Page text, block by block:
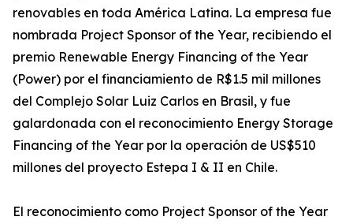
renovables en toda América Latina. La empresa fue
nombrada Project Sponsor of the Year, recibiendo el
premio Renewable Energy Financing of the Year
(Power) por el financiamiento de R$1.5 mil millones
del Complejo Solar Luiz Carlos en Brasil, y fue
galardonada con el reconocimiento Energy Storage
Financing of the Year por la operación de US$510
millones del proyecto Estepa I & II en Chile.
El reconocimiento como Project Sponsor of the Year